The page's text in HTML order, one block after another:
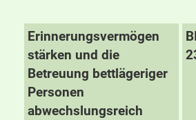
Erinnerungsvermögen
stärken und die
Betreuung bettlägeriger
Personen
abwechslungsreich